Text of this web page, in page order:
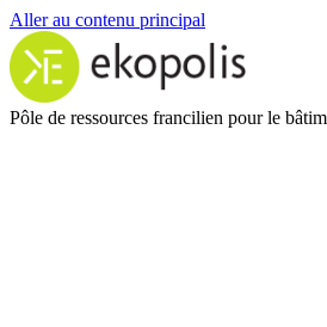
Aller au contenu principal
Pôle de ressources francilien pour le